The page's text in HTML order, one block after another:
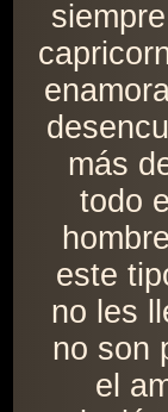
más
todo
este
no les
no son
el